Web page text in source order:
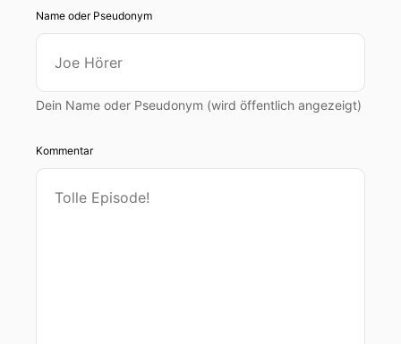
Name oder Pseudonym
Dein Name oder Pseudonym (wird öffentlich angezeigt)
Kommentar